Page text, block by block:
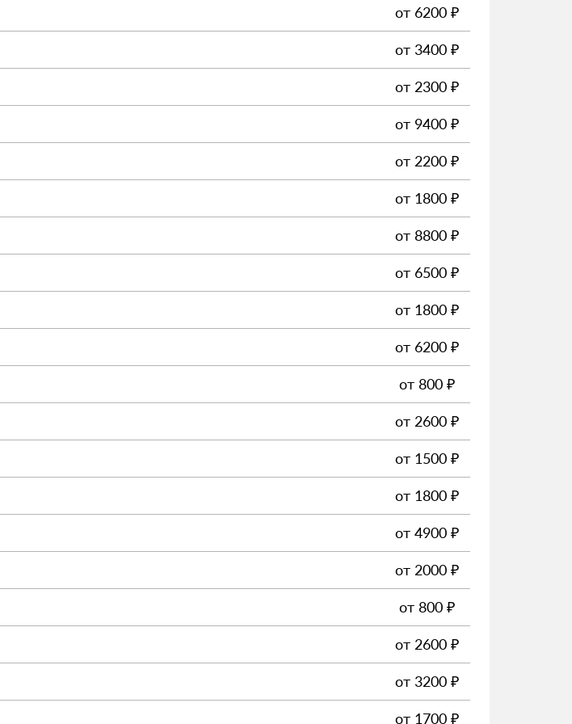
от 6200 ₽
от 3400 ₽
от 2300 ₽
от 9400 ₽
от 2200 ₽
от 1800 ₽
от 8800 ₽
от 6500 ₽
от 1800 ₽
от 6200 ₽
от 800 ₽
от 2600 ₽
от 1500 ₽
от 1800 ₽
от 4900 ₽
от 2000 ₽
от 800 ₽
от 2600 ₽
от 3200 ₽
от 1700 ₽